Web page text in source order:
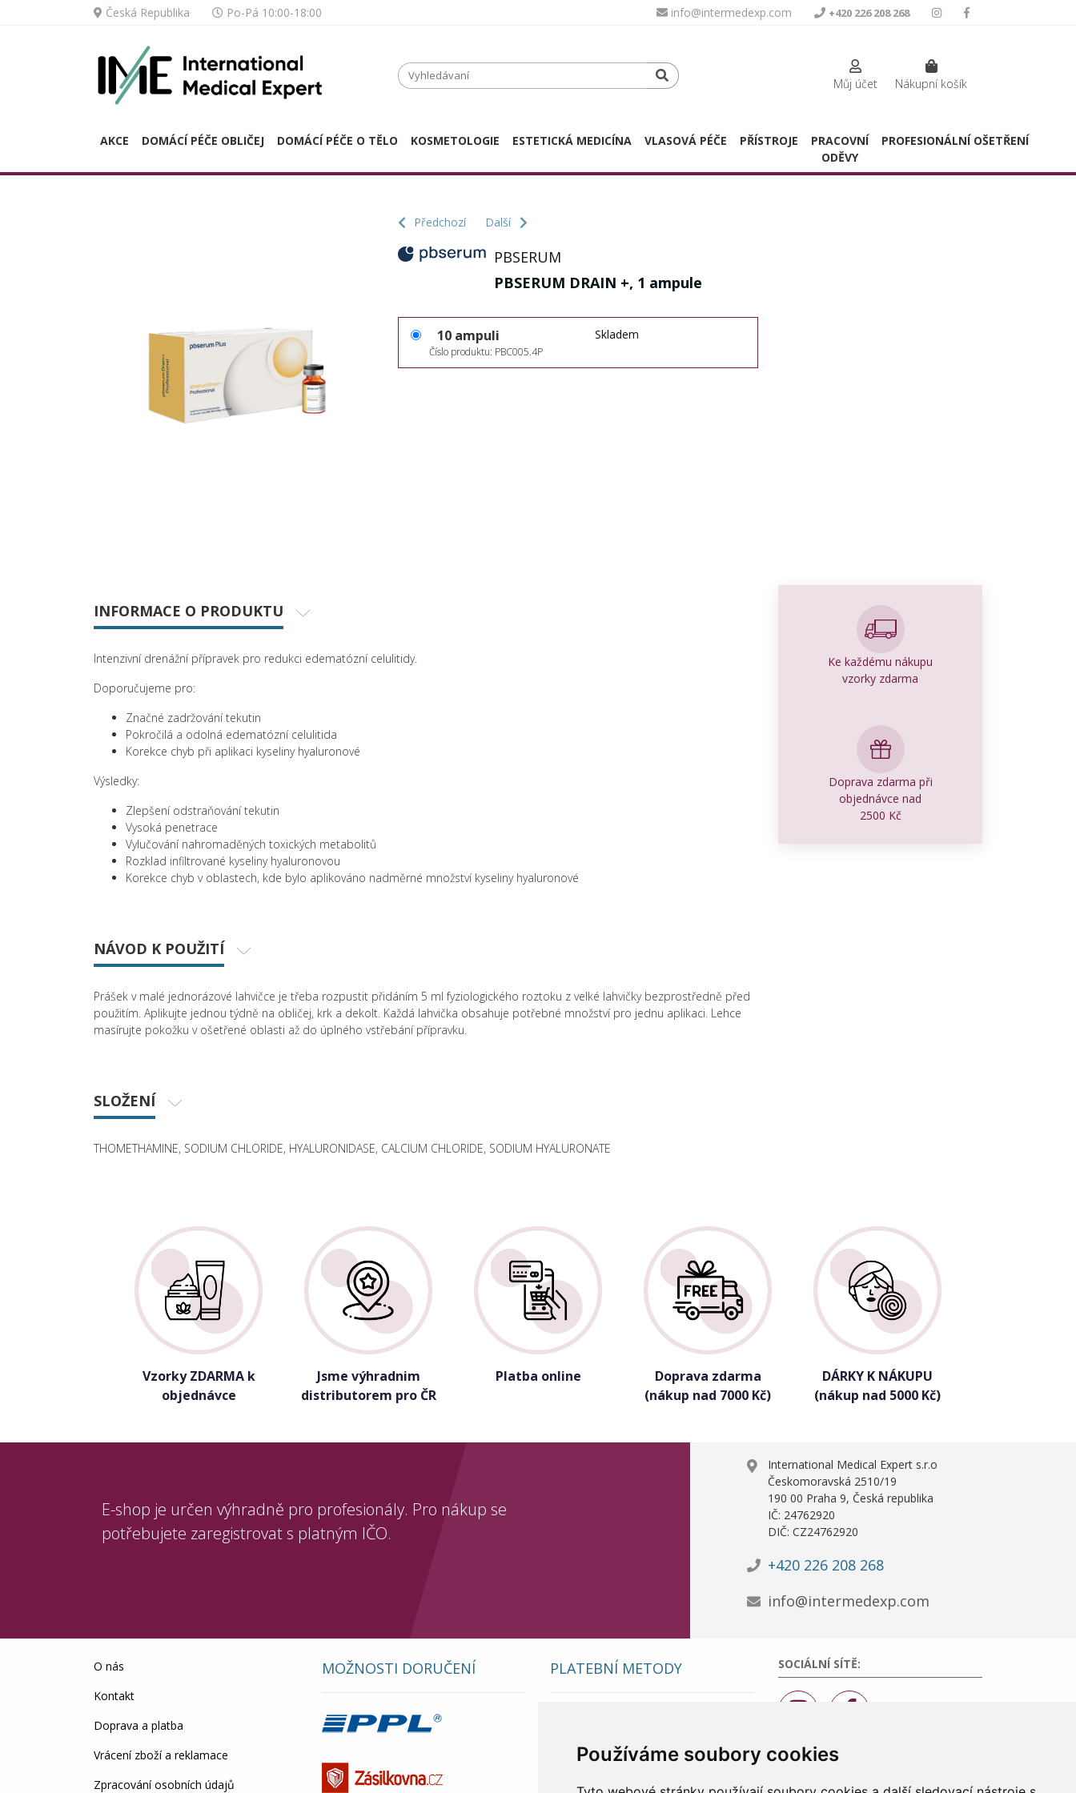
Používáme soubory cookies
Česká Republika Po-Pá 10:00-18:00 info@intermedexp.com +420 226 208 268
Můj účet Nákupní košík
AKCE DOMÁCÍ PÉČE OBLIČEJ DOMÁCÍ PÉČE O TĚLO KOSMETOLOGIE ESTETICKÁ MEDICÍNA VLASOVÁ PÉČE PŘÍSTROJE
PRACOVNÍ
ODĚVY
PROFESIONÁLNÍ OŠETŘENÍ
Předchozí Další
PBSERUM
PBSERUM DRAIN +, 1 ampule
10 ampuli
Číslo produktu: PBC005.4P
Skladem
INFORMACE O PRODUKTU
Intenzivní drenážní přípravek pro redukci edematózní celulitidy.
Doporučujeme pro:
Značné zadržování tekutin
Pokročilá a odolná edematózní celulitida
Korekce chyb při aplikaci kyseliny hyaluronové
Výsledky:
Zlepšení odstraňování tekutin
Vysoká penetrace
Vylučování nahromaděných toxických metabolitů
Rozklad infiltrované kyseliny hyaluronovou
Korekce chyb v oblastech, kde bylo aplikováno nadměrné množství kyseliny hyaluronové
NÁVOD K POUŽITÍ
Prášek v malé jednorázové lahvičce je třeba rozpustit přidáním 5 ml fyziologického roztoku z velké lahvičky bezprostředně před
použitím. Aplikujte jednou týdně na obličej, krk a dekolt. Každá lahvička obsahuje potřebné množství pro jednu aplikaci. Lehce
masírujte pokožku v ošetřené oblasti až do úplného vstřebání přípravku.
SLOŽENÍ
THOMETHAMINE, SODIUM CHLORIDE, HYALURONIDASE, CALCIUM CHLORIDE, SODIUM HYALURONATE
Ke každému nákupu
vzorky zdarma
Doprava zdarma při
objednávce nad
2500 Kč
Vzorky ZDARMA k
objednávce
Jsme výhradnim
distributorem pro ČR
Platba online
Doprava zdarma
(nákup nad 7000 Kč)
DÁRKY K NÁKUPU
(nákup nad 5000 Kč)
E-shop je určen výhradně pro profesionály. Pro nákup se
potřebujete zaregistrovat s platným IČO.
International Medical Expert s.r.o
Českomoravská 2510/19
190 00 Praha 9, Česká republika
IČ: 24762920
DIČ: CZ24762920
+420 226 208 268
info@intermedexp.com
O nás
Kontakt
Doprava a platba
Vrácení zboží a reklamace
Zpracování osobních údajů
MOŽNOSTI DORUČENÍ PLATEBNÍ METODY SOCIÁLNÍ SÍTĚ: